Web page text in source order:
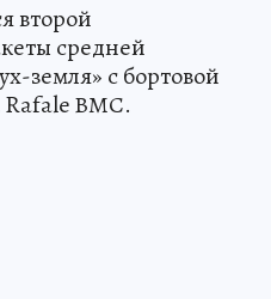
второй
средней
земля» с бортовой
Rafale ВМС.